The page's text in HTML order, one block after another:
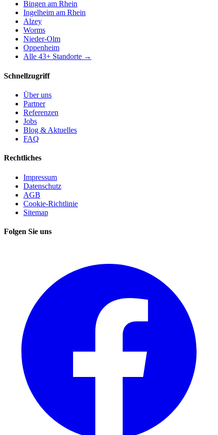
Bingen am Rhein
Ingelheim am Rhein
Alzey
Worms
Nieder-Olm
Oppenheim
Alle 43+ Standorte →
Schnellzugriff
Über uns
Partner
Referenzen
Jobs
Blog & Aktuelles
FAQ
Rechtliches
Impressum
Datenschutz
AGB
Cookie-Richtlinie
Sitemap
Folgen Sie uns